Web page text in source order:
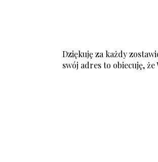
Dziękuję za każdy
swój adres to obiecuję, że